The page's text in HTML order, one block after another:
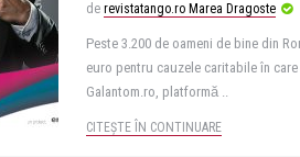
de revistatango.ro Marea Dragoste
Peste 3.200 de oameni de bine din
euro pentru cauzele caritabile în
Galantom.ro, platformă ..
CITEȘTE ÎN CONTINUARE